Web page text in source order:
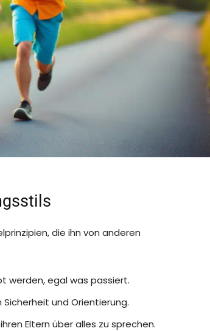
die ihn von anderen
werden, egal was passiert.
und Orientierung.
Eltern über alles zu sprechen.